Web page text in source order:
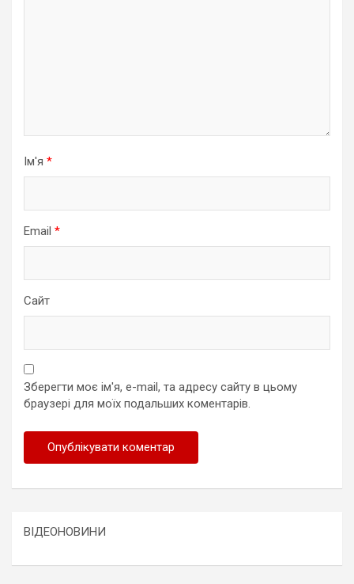
Ім'я *
Email *
Сайт
Зберегти моє ім'я, e-mail, та адресу сайту в цьому
браузері для моїх подальших коментарів.
ВІДЕОНОВИНИ